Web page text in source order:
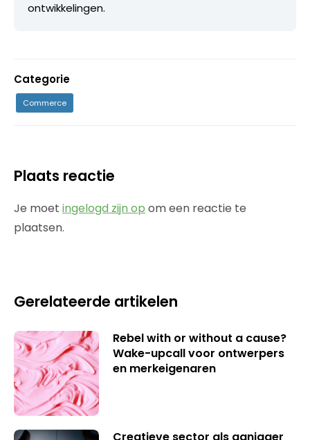
ontwikkelingen.
Categorie
Commerce
Plaats reactie
Je moet ingelogd zijn op om een reactie te
plaatsen.
Gerelateerde artikelen
Rebel with or without a cause?
Wake-upcall voor ontwerpers
en merkeigenaren
Creatieve sector als aanjager